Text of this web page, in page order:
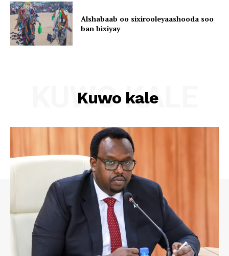
Alshabaab oo sixirooleyaashooda soo
ban bixiyay
Kuwo kale
KUWO KALE